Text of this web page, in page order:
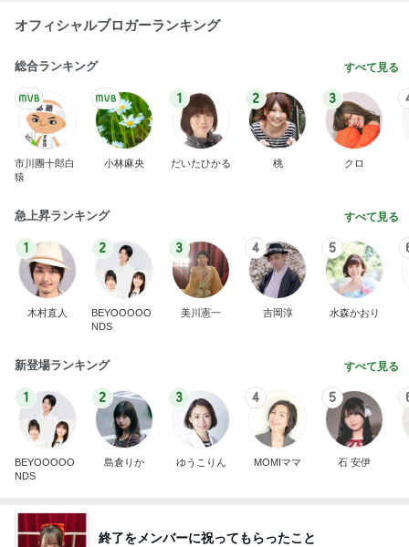
オフィシャルブロガーランキング
総合ランキング すべて見る
市川團十郎白
猿
小林麻央
1
だいたひかる
2
桃
3
クロ
急上昇ランキング すべて見る
1
木村直人
2
BEYOOOOO
NDS
3
美川憲一
4
吉岡淳
5
水森かおり
新登場ランキング すべて見る
1
BEYOOOOO
NDS
2
島倉りか
3
ゆうこりん
4
MOMIママ
5
石 安伊
終了をメンバーに祝ってもらったこと